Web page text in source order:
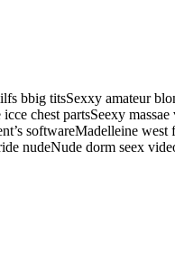
bbig titsSexxy amateur
chest partsSeexy
softwareMadelleine
nudeNude dorm seex